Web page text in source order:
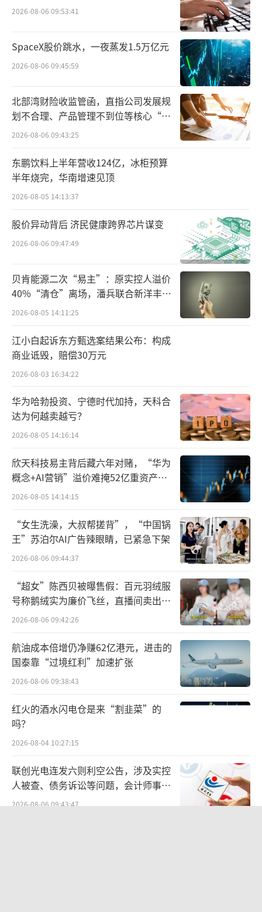
大厂下探AI智能体，很努力
目前大厂正加快布局AI智能体。
据相关媒体报道，Manus出圈前后，字节
就搞了至少5个团队在开发不同AI智能体产品。
而据百度官方，新上线的“心响”APP则由一
群95后组成的团队，在30天内研发出来。
目前字节推出了智能体协作平台“扣子空
间”，通过部署多类型AI智能体，调用精通各
项技能的“通用实习生”与各行各业的“领域
专家”两种专业身份处理任务。基于“扣子空
间”，初步提供两种专家Agent，一是针对股票
分析的“华泰A股观察助手”，另一个则是针对
行研分析的“用户研究专家”。
而百度亮相的体“心响”APP，则是一款
宣称对标Manus的通用AI智能体，涵盖超200个
任务类型，包括日常的例行任务、城市旅游规
划，专业性较强的深度研究、法律咨询、健康
咨询等。
而与Manus合作密切的阿里也动作频频。
最早在3月份，阿里就与Manus达成战略合作，
双方将基于通义千问系列开源模型，在国产模
型和算力平台上实现Manus的全部功能。近
日，阿里旗下AI智能体“心流”开启了高级研
究模式公测，用户可填写问卷等待邀请。该智
能体宣传称能像人类专家一样，自动帮做研
究、写报告、写代码。
为了进一步达成AI智能体生态的构建，上
述厂商也不约而同先后拥抱MCP机制。
4月9日，阿里云百炼上线业界首个全生命
周期MCP服务，同日，腾讯云上线正式发布“A
I开发套件”，蚂蚁集团旗下的OceanBase也已
实现MCP协议的对接。百度则引入基于百度搜
索的MCP Server发现平台和MCP Server服
务。目前阿里百度腾讯字节旗下一部分AI智能
体产品均支持MCP协议，大厂的生态作用也可
进一步凸显。
民生证券指出，A2A协议主要聚焦于智能体
之间的通信，而MCP则有助于连接工具和资
源。基于类MCP协议+Agentic-based决策路径
2026-08-06 09:53:41
SpaceX股价跳水，一夜蒸发1.5万亿元
2026-08-06 09:45:59
北部湾财险收监管函，直指公司发展规
划不合理、产品管理不到位等核心“痛
点”
2026-08-06 09:43:25
东鹏饮料上半年营收124亿，冰柜预算
半年烧完，华南增速见顶
2026-08-05 14:13:37
股价异动背后 济民健康跨界芯片谋变
2026-08-06 09:47:49
贝肯能源二次“易主”：原实控人溢价
40%“清仓”离场，潘兵联合新洋丰、
宏科百世拟入主
2026-08-05 14:11:25
江小白起诉东方甄选案结果公布：构成
商业诋毁，赔偿30万元
2026-08-03 16:34:22
华为哈勃投资、宁德时代加持，天科合
达为何越卖越亏？
2026-08-05 14:16:14
欣天科技易主背后藏六年对赌，“华为
概念+AI营销”溢价难掩52亿重资产考
验
2026-08-05 14:14:15
“女生洗澡，大叔帮搓背”，“中国锅
王”苏泊尔AI广告辣眼睛，已紧急下架
2026-08-06 09:44:37
“超女”陈西贝被曝售假：百元羽绒服
号称鹅绒实为廉价飞丝，直播间卖出超
百万元
2026-08-06 09:42:26
航油成本倍增仍净赚62亿港元，进击的
国泰靠“过境红利”加速扩张
2026-08-06 09:38:43
红火的酒水闪电仓是来“割韭菜”的
吗？
2026-08-04 10:27:15
联创光电连发六则利空公告，涉及实控
人被查、债务诉讼等问题，会计师事务
所曾出具“保留意见”
2026-08-06 09:43:47